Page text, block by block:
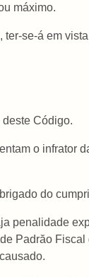
máximo.
ter-se-á em
Código.
o infrator
do
penalidade
Padrăo